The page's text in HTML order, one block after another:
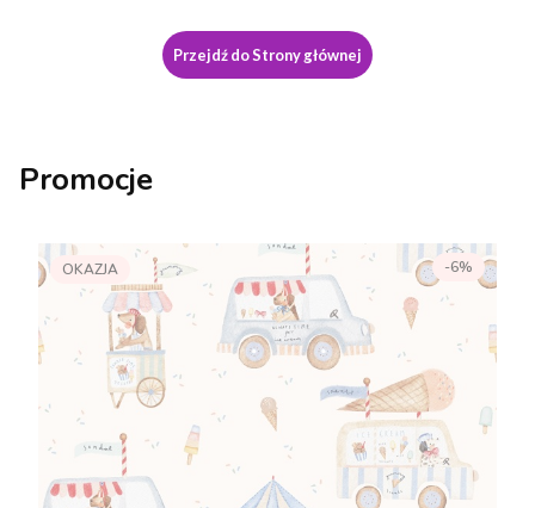
Przejdź do Strony głównej
Promocje
OKAZJA -6%